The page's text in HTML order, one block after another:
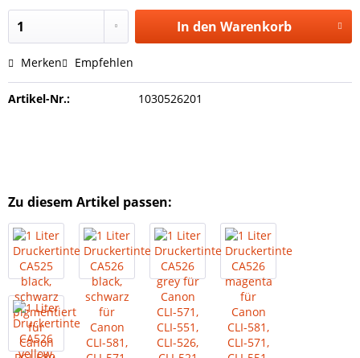
In den Warenkorb
Merken Empfehlen
Artikel-Nr.: 1030526201
Zu diesem Artikel passen: